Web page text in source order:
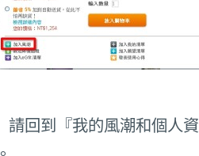
請回到『我的風潮和個人